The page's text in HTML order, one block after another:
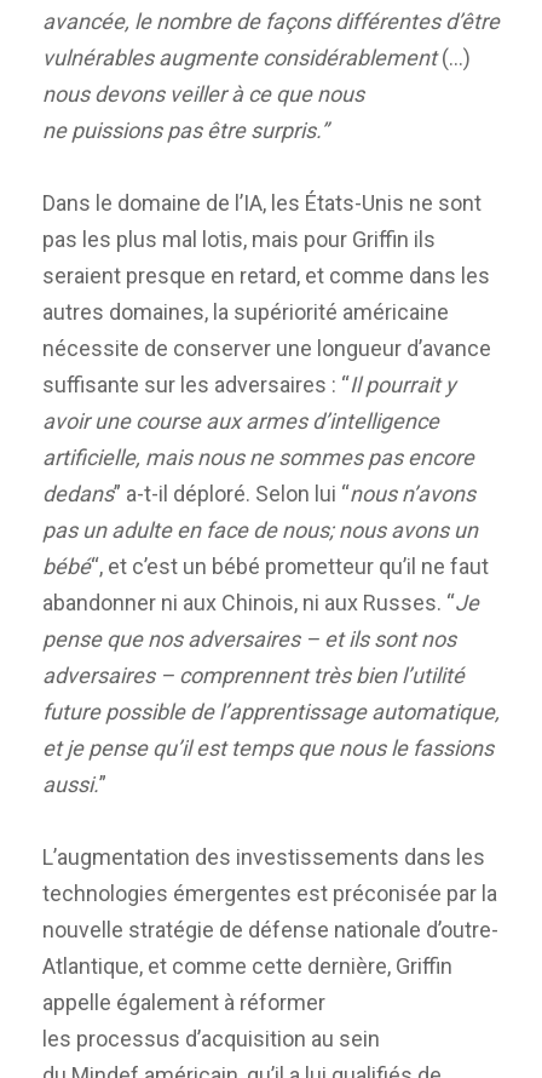
avancée, le nombre de façons différentes d’être
vulnérables augmente considérablement(…)
nous devons veiller à ce que nous
ne puissions pas être surpris.”
Dans le domaine de l’IA, les États-Unis ne sont
pas les plus mal lotis, mais pour Griffin ils
seraient presque en retard, et comme dans les
autres domaines, la supériorité américaine
nécessite de conserver une longueur d’avance
suffisante sur les adversaires : “Il pourrait y
avoir une course aux armes d’intelligence
artificielle, mais nous ne sommes pas encore
dedans” a-t-il déploré. Selon lui “nous n’avons
pas un adulte en face de nous; nous avons un
bébé“, et c’est un bébé prometteur qu’il ne faut
abandonner ni aux Chinois, ni aux Russes. “Je
pense que nos adversaires – et ils sont nos
adversaires – comprennent très bien l’utilité
future possible de l’apprentissage automatique,
et je pense qu’il est temps que nous le fassions
aussi.”
L’augmentation des investissements dans les
technologies émergentes est préconisée par la
nouvelle stratégie de défense nationale d’outre-
Atlantique, et comme cette dernière, Griffin
appelle également à réformer
les processus d’acquisition au sein